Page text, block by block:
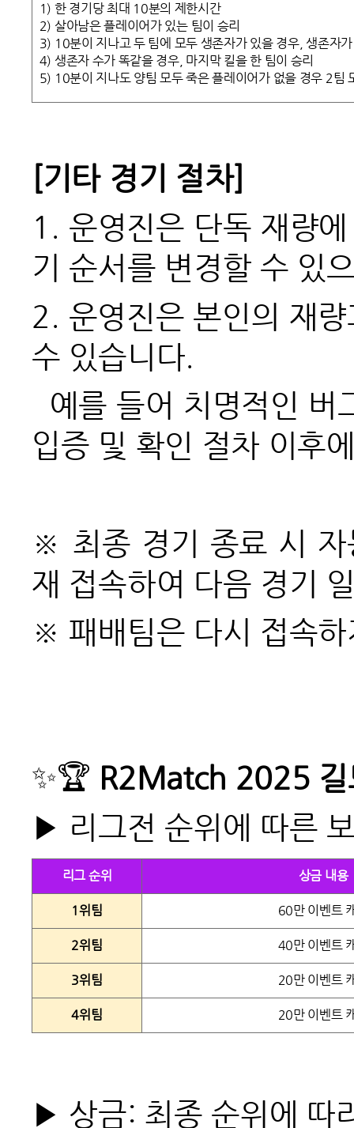
1) 한 경기당 최대 10분의 제한시간
2) 살아남은 플레이어가 있는 팀이 승리
3) 10분이 지나고 두 팀에 모두 생존자가 있을 경우, 생존자
4) 생존자 수가 똑같을 경우, 마지막 킬을 한 팀이 승리
5) 10분이 지나도 양팀 모두 죽은 플레이어가 없을 경우 2팀
[기타 경기 절차]
1. 운영진은 단독 재량
기 순서를 변경할 수 있
2. 운영진은 본인의 재
수 있습니다.
예를 들어 치명적인 버
입증 및 확인 절차 이후
※ 최종 경기 종료 시 자
재 접속하여 다음 경기
※ 패배팀은 다시 접속
✨🏆 R2Match 2025
▶ 리그전 순위에 따른
리그 순위 상금 내용
1위팀 60만 이벤트
2위팀 40만 이벤트
3위팀 20만 이벤트
4위팀 20만 이벤트
▶ 상금: 최종 순위에 따